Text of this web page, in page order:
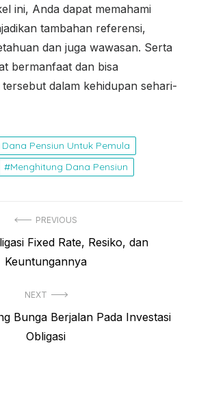
ini, Anda dapat memahami
tambahan referensi,
dan juga wawasan. Serta
bermanfaat dan bisa
dalam kehidupan sehari-
Pensiun Untuk Pemula
Menghitung Dana Pensiun
PREVIOUS
Fixed Rate, Resiko, dan
Keuntungannya
NEXT
Bunga Berjalan Pada Investasi
Obligasi